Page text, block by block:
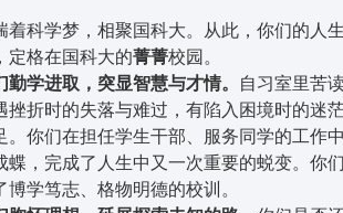
科学梦，相聚国科大。从此，你们的人
定格在国科大的菁菁校园。
学进取，突显智慧与才情。
自习室里苦
挫折时的失落与难过，有陷入困境时的迷
。你们在担任学生干部、服务同学的工作
蝶，完成了人生中又一次重要的蜕变。你
学笃志、格物明德的校训。